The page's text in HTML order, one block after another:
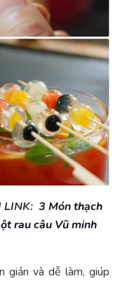
LINK: 3 Món thạch
rau câu Vũ minh
giản và dễ làm, giúp